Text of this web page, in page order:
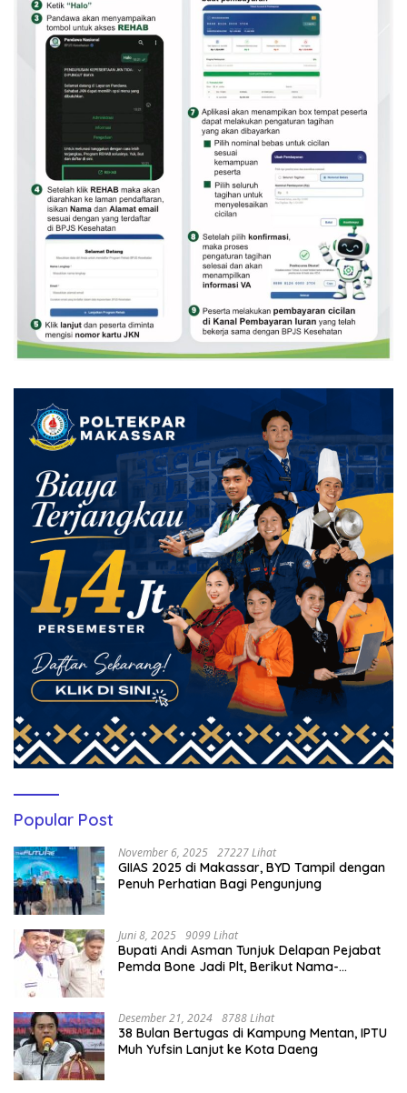
Popular Post
November 6, 2025 27227 Lihat
GIIAS 2025 di Makassar, BYD Tampil dengan
Penuh Perhatian Bagi Pengunjung
Juni 8, 2025 9099 Lihat
Bupati Andi Asman Tunjuk Delapan Pejabat
Pemda Bone Jadi Plt, Berikut Nama-
Desember 21, 2024 8788 Lihat
38 Bulan Bertugas di Kampung Mentan, IPTU
Muh Yufsin Lanjut ke Kota Daeng